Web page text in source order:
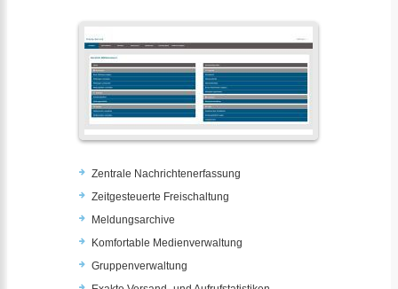
Zentrale Nachrichtenerfassung
Zeitgesteuerte Freischaltung
Meldungsarchive
Komfortable Medienverwaltung
Gruppenverwaltung